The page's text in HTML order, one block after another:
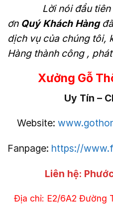
Lời nói đầu
ơn Quý Khách Hàng
dịch vụ của chúng tôi,
Hàng thành công ,
Xưởng Gỗ
Uy Tín –
Website:
Fanpage: https://
Liên hệ:
Địa chỉ: E2/6A2 Đường